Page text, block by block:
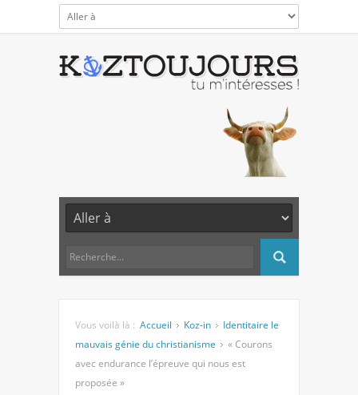
Vous voilà là : Accueil Koz-in
Identitaire le
mauvais génie du christianisme
« Courons
avec endurance l’épreuve qui nous est
proposée »